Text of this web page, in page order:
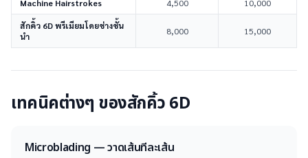
Machine Hairstrokes 4,500 10,000
สักคิ้ว 6D พรีเมียมโดยช่างชั้น
นำ
8,000 15,000
เทคนิคต่างๆ ของสักคิ้ว 6D
Microblading — วาดเส้นทีละเส้น